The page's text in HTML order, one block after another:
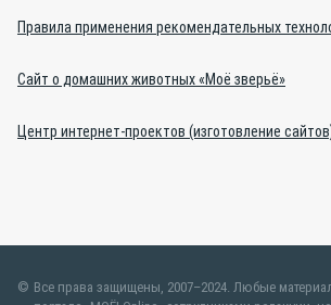
Правила применения рекомендательных
Сайт о домашних животных «Моё зверьё»
Центр интернет-проектов (изготовление
Все права защищены, 2007–2024. Любые